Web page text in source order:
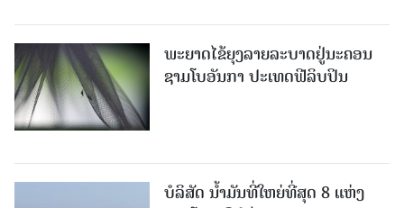
ພະຍາດໄຂ້ຍຸງລາຍລະບາດຢູ່ນະຄອນ
ຊາມໂບ​ອັນກາ ປະເທດຟີລິບປິນ
ບໍລິສັດ ນ້ຳມັນທີ່ໃຫຍ່ທີ່ສຸດ 8 ແຫ່ງ